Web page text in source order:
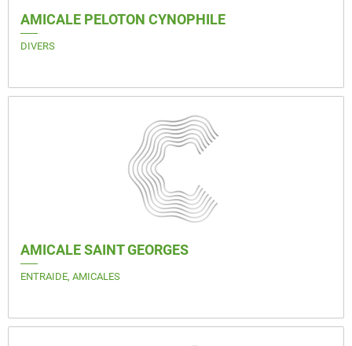
AMICALE PELOTON CYNOPHILE
DIVERS
AMICALE SAINT GEORGES
ENTRAIDE, AMICALES